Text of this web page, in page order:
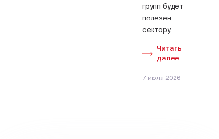
групп будет
полезен
сектору.
Читать
далее
7 июля 2026